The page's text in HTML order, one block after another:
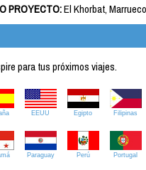
PROYECTO:El Khorbat,
para tus próximos viajes.
EEUU Egipto Filipinas
Paraguay Perú Portugal